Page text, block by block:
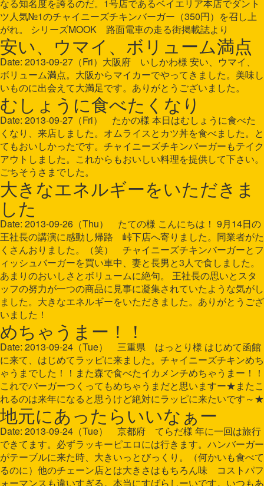
なる知名度を誇るのだ。1号店であるベイエリア本店でダント
ツ人気№1のチャイニーズチキンバーガー（350円）を召し上
がれ。 シリーズMOOK 路面電車の走る街掲載誌より
安い、ウマイ、ボリューム満点
Date: 2013-09-27（Fri）大阪府 いしかわ様 安い、ウマイ、
ボリューム満点。大阪からマイカーでやってきました。美味し
いものに出会えて大満足です。ありがとうございました。
むしょうに食べたくなり
Date: 2013-09-27（Fri） たかの様 本日はむしょうに食べた
くなり、来店しました。オムライスとカツ丼を食べました。と
てもおいしかったです。チャイニーズチキンバーガーもテイク
アウトしました。これからもおいしい料理を提供して下さい。
ごちそうさまでした。
大きなエネルギーをいただきま
した
Date: 2013-09-26（Thu） たての様 こんにちは！ 9月14日の
王社長の講演に感動し帰路 峠下店へ寄りました。同業者がた
くさんおりました。（笑） チャイニーズチキンバーガーとフ
ィッシュバーガーを買い車中、妻と長男と3人で食しました。
あまりのおいしさとボリュームに絶句。 王社長の思いとスタ
ッフの努力が一つの商品に見事に凝集されていたような気がし
ました。大きなエネルギーをいただきました。ありがとうござ
いました！
めちゃうまー！！
Date: 2013-09-24（Tue） 三重県 はっとり様 はじめて函館
に来て、はじめてラッピに来ました。チャイニーズチキンめち
ゃうまでした！！また森で食べたイカメンチめちゃうまー！！
これでバーガーつくってもめちゃうまだと思いますー★またこ
れるのは来年になると思うけど絶対にラッピに来たいです～★
地元にあったらいいなぁー
Date: 2013-09-24（Tue） 京都府 てらだ様 年に一回は旅行
できてます。必ずラッキーピエロには行きます。ハンバーガー
がテーブルに来た時、大きいっとびっくり。（何かいも食べて
るのに）他のチェーン店とは大きさはもちろん味 コストパフ
ォーマンスも違いすぎる。本当にすばらしーいです。いつもあ